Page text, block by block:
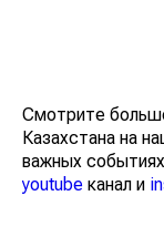
Смотрите
Казахстана на
важных
youtube канал и